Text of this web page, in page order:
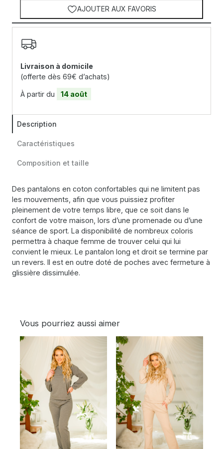
AJOUTER AUX FAVORIS
Livraison à domicile
(offerte dès 69€ d’achats)
À partir du 14 août
Description
Caractéristiques
Composition et taille
Des pantalons en coton confortables qui ne limitent pas
les mouvements, afin que vous puissiez profiter
pleinement de votre temps libre, que ce soit dans le
confort de votre maison, lors d’une promenade ou d’une
séance de sport. La disponibilité de nombreux coloris
permettra à chaque femme de trouver celui qui lui
convient le mieux. Le pantalon long et droit se termine par
un revers. Il est en outre doté de poches avec fermeture à
glissière dissimulée.
Vous pourriez aussi aimer